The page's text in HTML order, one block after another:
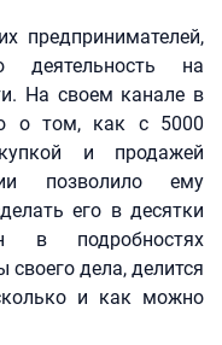
предпринимателей,
деятельность на
На своем канале в
о том, как с 5000
и продажей
позволило ему
его в десятки
в подробностях
дела, делится
и как можно